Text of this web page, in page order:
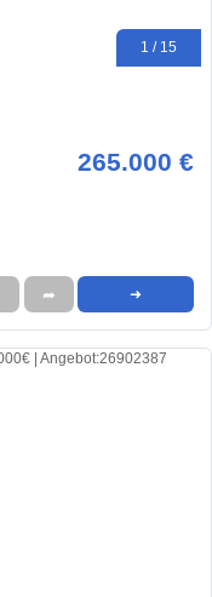
1 / 15
265.000 €
➦ ➜